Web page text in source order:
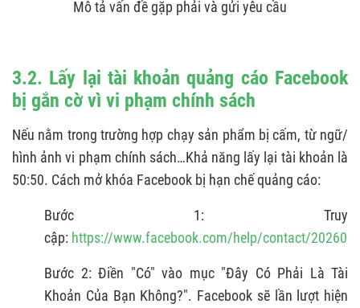
Mô tả vấn đề gặp phải và gửi yêu cầu
3.2. Lấy lại tài khoản quảng cáo Facebook
bị gắn cờ vì vi phạm chính sách
Nếu nằm trong trường hợp chạy sản phẩm bị cấm, từ ngữ/
hình ảnh vi phạm chính sách…Khả năng lấy lại tài khoản là
50:50. Cách mở khóa Facebook bị hạn chế quảng cáo:
Bước 1: Truy
cập: https://www.facebook.com/help/contact/
Bước 2: Điền "Có" vào mục "Đây Có Phải Là Tài
Khoản Của Bạn Không?". Facebook sẽ lần lượt hiện